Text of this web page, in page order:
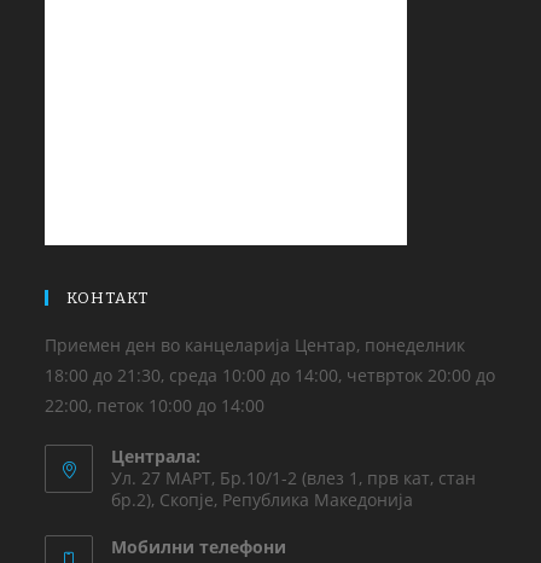
КОНТАКТ
Приемен ден во канцеларија Центар, понеделник
18:00 до 21:30, среда 10:00 до 14:00, четврток 20:00 до
22:00, петок 10:00 до 14:00
Централа:
Ул. 27 МАРТ, Бр.10/1-2 (влез 1, прв кат, стан
бр.2), Скопје, Република Македонија
Мобилни телефони